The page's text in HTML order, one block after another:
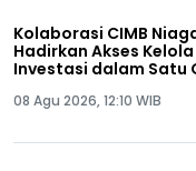
Kolaborasi CIMB
Hadirkan Akses
Investasi dalam Satu
08 Agu 2026, 12:10 WIB